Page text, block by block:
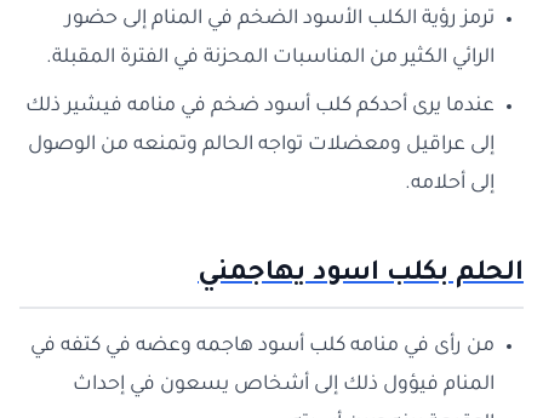
ترمز رؤية الكلب الأسود الضخم في المنام إلى حضور
الرائي الكثير من المناسبات المحزنة في الفترة المقبلة.
عندما يرى أحدكم كلب أسود ضخم في منامه فيشير ذلك
إلى عراقيل ومعضلات تواجه الحالم وتمنعه من الوصول
إلى أحلامه.
الحلم بكلب اسود يهاجمني
من رأى في منامه كلب أسود هاجمه وعضه في كتفه في
المنام فيؤول ذلك إلى أشخاص يسعون في إحداث